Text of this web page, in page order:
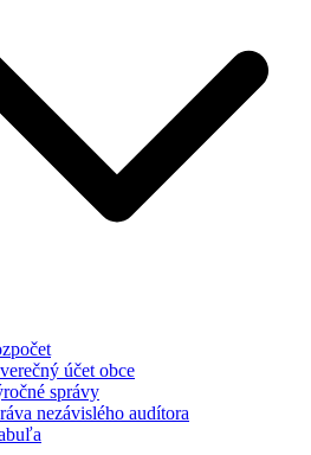
účet obce
správy
nezávislého audítora